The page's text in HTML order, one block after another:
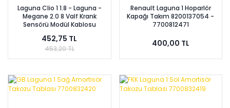
Laguna Clio 1 1.8 - Laguna -
Megane 2.0 8 Valf Krank
Sensörü Modül Kablosu
452,75 TL
453,20 TL
Renault Laguna 1 Hoparlör
Kapağı Takım 8200137054 -
7700812471
400,00 TL